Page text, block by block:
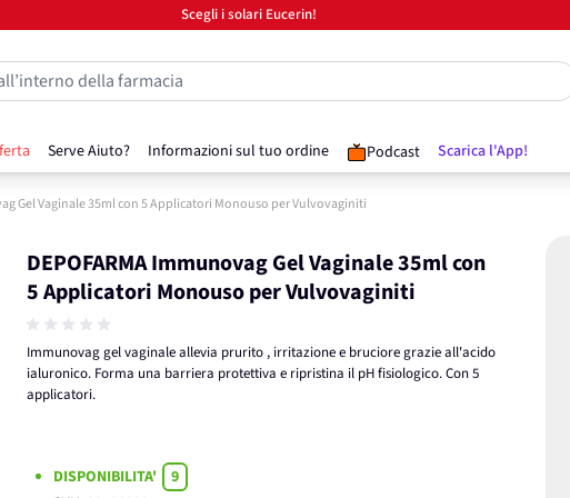
Scegli i solari Eucerin!
Serve Aiuto? Informazioni sul tuo ordine Podcast Scarica l'App!
della farmacia
Gel Vaginale 35ml con 5 Applicatori Monouso per Vulvovaginiti
DEPOFARMA Immunovag Gel Vaginale 35ml con
5 Applicatori Monouso per Vulvovaginiti
Immunovag gel vaginale allevia prurito , irritazione e bruciore grazie all'acido
ialuronico. Forma una barriera protettiva e ripristina il pH fisiologico. Con 5
applicatori.
DISPONIBILITA'
9